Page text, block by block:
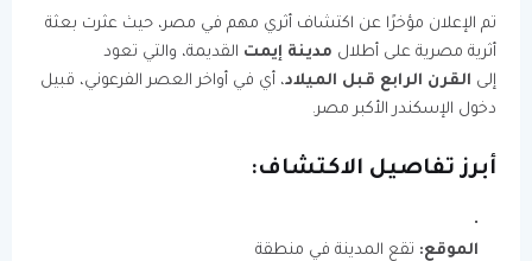
تم الإعلان مؤخرًا عن اكتشاف أثري مهم في مصر، حيث عثرت بعثة
أثرية مصرية على أطلال مدينة إيمت القديمة، والتي تعود
إلى القرن الرابع قبل الميلاد، أي في أواخر العصر الفرعوني، قبيل
دخول الإسكندر الأكبر مصر.
أبرز تفاصيل الاكتشاف:
الموقع: تقع المدينة في منطقة